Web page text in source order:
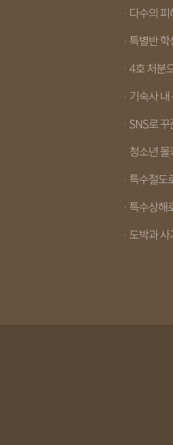
· 다수의
· 특별반
· 4호 처분
· 기숙사
· SNS로
· 청소년
· 특수절도
· 특수상
· 도박과